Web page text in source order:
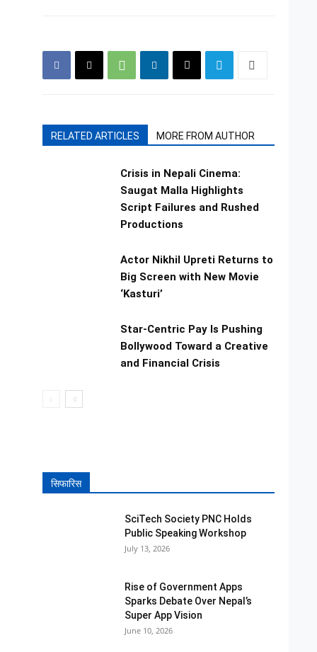
RELATED ARTICLES MORE FROM AUTHOR
Crisis in Nepali Cinema:
Saugat Malla Highlights
Script Failures and Rushed
Productions
Actor Nikhil Upreti Returns to
Big Screen with New Movie
‘Kasturi’
Star-Centric Pay Is Pushing
Bollywood Toward a Creative
and Financial Crisis
सिफारिस
SciTech Society PNC Holds
Public Speaking Workshop
July 13, 2026
Rise of Government Apps
Sparks Debate Over Nepal’s
Super App Vision
June 10, 2026